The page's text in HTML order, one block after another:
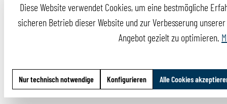
Diese Website verwendet Cookies, um eine bestmögliche
sicheren Betrieb dieser Website und zur Verbesserung
Angebot gezielt zu optimieren.
Nur technisch notwendige Konfigurieren Alle Cookies